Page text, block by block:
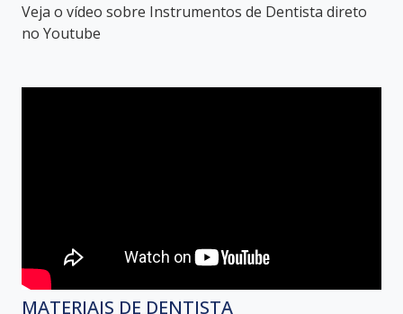
Veja o vídeo sobre Instrumentos de Dentista direto
no Youtube
MATERIAIS DE DENTISTA